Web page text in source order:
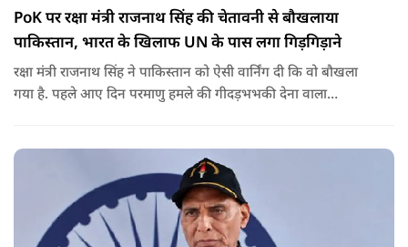
PoK पर रक्षा मंत्री राजनाथ सिंह की चेतावनी से बौखलाया
पाकिस्तान, भारत के खिलाफ UN के पास लगा गिड़गिड़ाने
रक्षा मंत्री राजनाथ सिंह ने पाकिस्तान को ऐसी वार्निंग दी कि वो बौखला
गया है. पहले आए दिन परमाणु हमले की गीदड़भभकी देना वाला